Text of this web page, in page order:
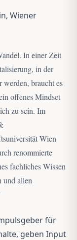
Wiener
In einer Zeit
in der
werden, braucht es
offenes Mindset
zu sein. Im
Wien
renommierte
fachliches Wissen
und allen
für
geben Input